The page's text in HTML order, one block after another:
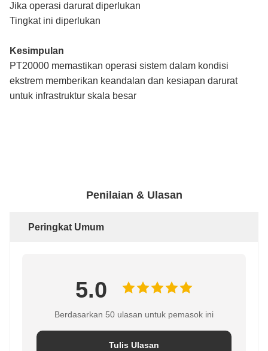
Jika operasi darurat diperlukan
Tingkat ini diperlukan
Kesimpulan
PT20000 memastikan operasi sistem dalam kondisi
ekstrem memberikan keandalan dan kesiapan darurat
untuk infrastruktur skala besar
Penilaian & Ulasan
Peringkat Umum
5.0
Berdasarkan 50 ulasan untuk pemasok ini
Tulis Ulasan